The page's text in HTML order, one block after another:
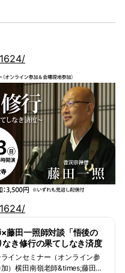
藤田一照師対談「悟後の
なき修行の果てしなき済度
オンラインセミナー（オ
会場現地参加）
インセミナー（オンライン参
）横田南嶺老師&times;藤田一